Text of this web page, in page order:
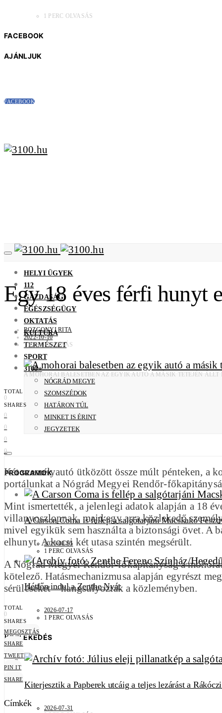
1 PERC OLVASÁS
FACEBOOK
AJÁNLJUK
FACEBOOK
HELYI ÜGYEK
112
GAZDASÁG
EGÉSZSÉGÜGY
OKTATÁS
KULTÚRA
TERMÉSZET
SPORT
3100+
NÓGRÁD MEGYE
SZOMSZÉDOK
HATÁRON TÚL
MINKET IS ÉRINT
JEGYZETEK
PROGRAMOK
A Carson Coma is fellép a salgótarjáni Macskakő
2026-08-05
1 PERC OLVASÁS
Hétfőn indul a Zenthe Nyár
2026-07-17
1 PERC OLVASÁS
KÖZLEKEDÉS
Kiterjesztik a Papberek utcáig a teljes lezárást a
2026-07-31
Egy 18 éves férfi hunyt
ROZGONYI RITA
2022-10-10
1 PERC OLVASÁS
A MOHORAI BALESETBEN AZ EGYIK AUTÓ A MÁSIK TETEJÉN
TOTAL
0
SHARES
0
0
0
0
Két személyautó ütközött össze múlt pénteken, a
portálunkat a Nógrád Megyei Rendőr-
Mint ismertették, a jelenlegi adatok alapján a 18
villanyoszlopnak, majd egy arra közlekedő
mivel egyikük sem használta a biztonsági övet. A
elhunyt. A kocsi két utasa szintén megsérült.
A Nógrád Megyei Rendőr-főkapitányság a
kötelező. Hatásmechanizmusa alapján egyrészt
sérüléseket – hangsúlyozták a közleményben.
TOTAL
0
SHARES
MEGOSZTÁS
SHARE
TWEET
PIN IT
SHARE
Címkék